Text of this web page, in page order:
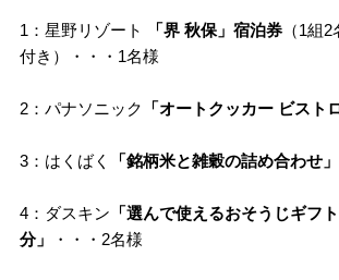
1：星野リゾート 「界 秋保」宿泊券（1組2
付き）・・・1名様
2：パナソニック 「オートクッカー ビストロ
3：はくばく 「銘柄米と雑穀の詰め合わせ」
4：ダスキン 「選んで使えるおそうじギフ
分」
・・・2名様